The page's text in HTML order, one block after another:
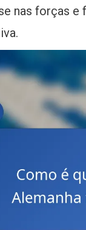
nas forças e